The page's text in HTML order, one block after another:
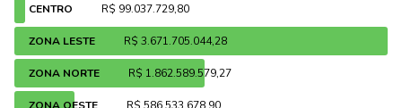
CENTRO R$ 99.037.729,80
ZONA LESTE R$ 3.671.705.044,28
ZONA NORTE R$ 1.862.589.579,27
ZONA OESTE R$ 586.533.678,90